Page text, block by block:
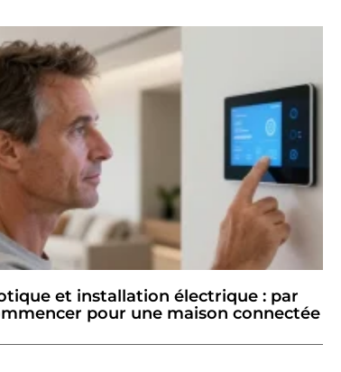
et installation électrique : par
pour une maison connectée